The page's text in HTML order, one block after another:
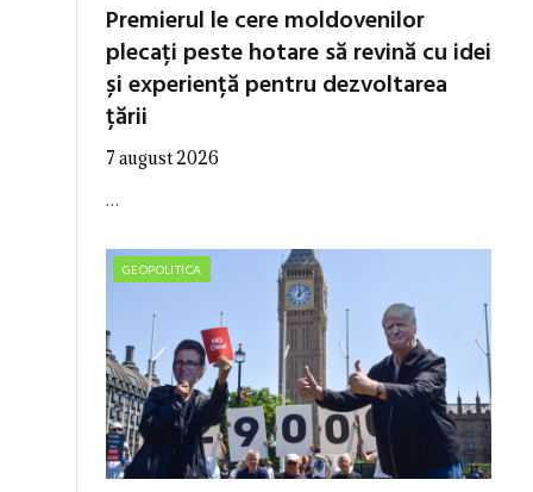
Premierul le cere moldovenilor
plecați peste hotare să revină cu idei
și experiență pentru dezvoltarea
țării
7 august 2026
…
GEOPOLITICA